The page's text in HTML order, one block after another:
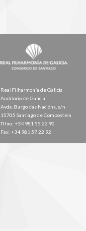
Real Filharmonía de Galicia
Auditorio de Galicia
Avda. Burgo das Nacións, s/n
15705 Santiago de Compostela
Tlfno: +34 981 55 22 90
Fax: +34 981 57 22 92